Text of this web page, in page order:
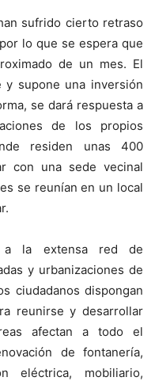
sufrido cierto retraso
lo que se espera que
de un mes. El
supone una inversión
se dará respuesta a
de los propios
residen unas 400
con una sede vecinal
se reunían en un local
a la extensa red de
y urbanizaciones de
ciudadanos dispongan
reunirse y desarrollar
afectan a todo el
de fontanería,
eléctrica, mobiliario,